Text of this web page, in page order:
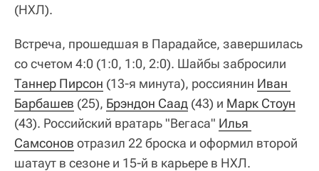
(НХЛ).
Встреча, прошедшая в Парадайсе, завершилась
со счетом 4:0 (1:0, 1:0, 2:0). Шайбы забросили
Таннер Пирсон (13-я минута), россиянин Иван
Барбашев (25), Брэндон Саад (43) и Марк Стоун
(43). Российский вратарь "Вегаса" Илья
Самсонов отразил 22 броска и оформил второй
шатаут в сезоне и 15-й в карьере в НХЛ.